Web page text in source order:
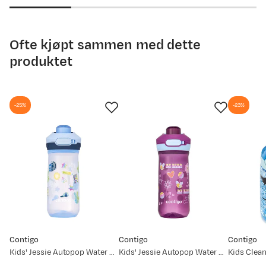
07.08.2025 279,-
Ofte kjøpt sammen med dette
produktet
Contigo
Kids' Jessie Autopop Water Bottle 420 ml Periw School
-25%
Contigo
Kids' Jessie Autopop Water Bottle 420 ml Grape Retro
Contigo
Kids
-23%